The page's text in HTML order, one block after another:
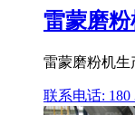
雷蒙磨
雷蒙磨粉机生
联系电话: 180